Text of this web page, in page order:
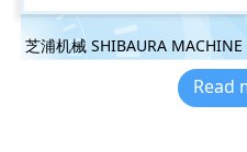
芝浦机械 SHIBAURA
Read